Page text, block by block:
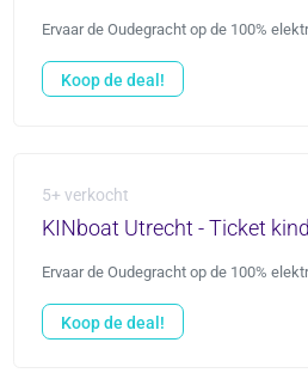
Ervaar de Oudegracht op de 100%
Koop de deal!
5+ verkocht
KINboat Utrecht - Ticket
Ervaar de Oudegracht op de 100%
Koop de deal!